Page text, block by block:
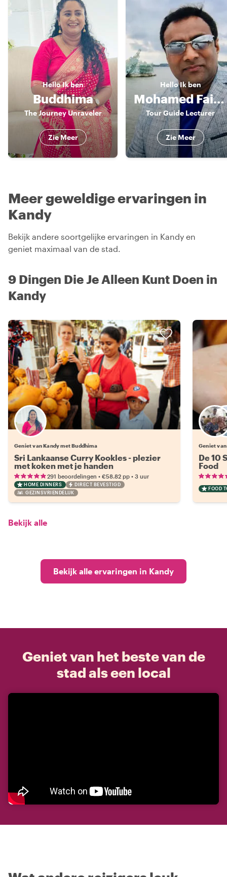
HelloIk ben
Buddhima
The Journey Unraveler
Zie Meer
HelloIk ben
Mohamed Faizal
Tour Guide Lecturer
Zie Meer
Meer geweldige ervaringen in
Kandy
Bekijk andere soortgelijke ervaringen in Kandy en
geniet maximaal van de stad.
9 Dingen Die Je Alleen Kunt Doen in
Kandy
Geniet van Kandy met Buddhima
Sri Lankaanse Curry Kookles - plezier
met koken met je handen
291 beoordelingen • €58.82 pp • 3 uur
HOME DINNERS
DIRECT BEVESTIGD
GEZINSVRIENDELIJK
Geniet
De 10
Food
FOOD
Bekijk alle
Bekijk alle ervaringen in Kandy
Geniet van het beste van de
stad als een local